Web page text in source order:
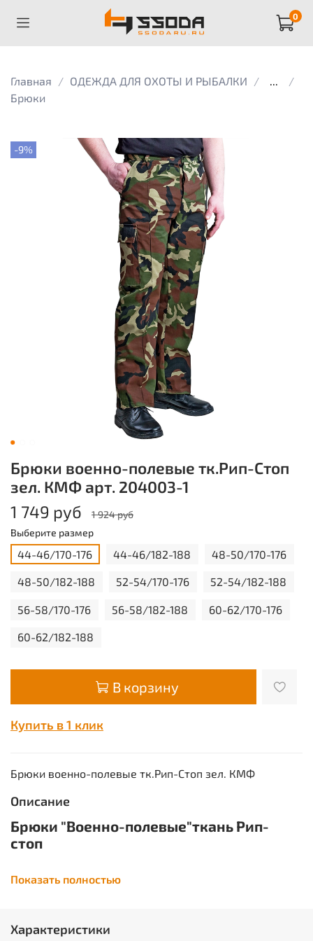
0
Главная ОДЕЖДА ДЛЯ ОХОТЫ И РЫБАЛКИ
...
Брюки
-9%
Брюки военно-полевые тк.Рип-Стоп
зел. КМФ арт. 204003-1
1 749 руб
1 924 руб
Выберите размер
44-46/170-176 44-46/182-188 48-50/170-176
48-50/182-188 52-54/170-176 52-54/182-188
56-58/170-176 56-58/182-188 60-62/170-176
60-62/182-188
В корзину
Купить в 1 клик
Брюки военно-полевые тк.Рип-Стоп зел. КМФ
Описание
Брюки "Военно-полевые"ткань Рип-
стоп
на петли и пуговицы, карманами с отрезным бочком,
ткань Рип-стоп, хлопкополиэфирные ткани ГОСТ
Показать полностью
Характеристики